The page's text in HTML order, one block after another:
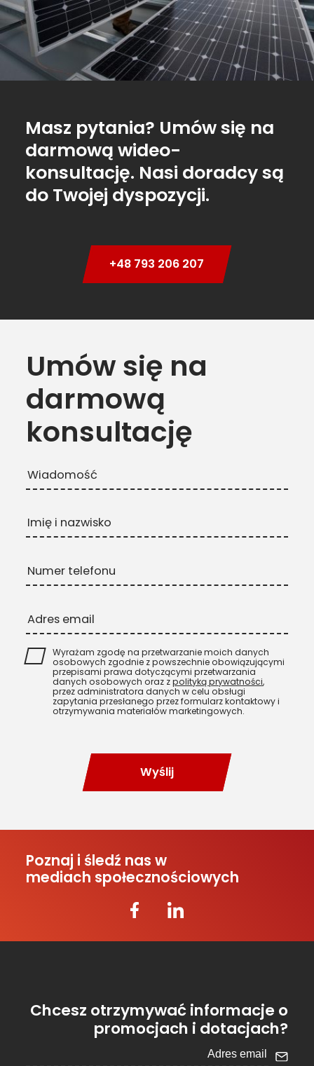
Masz pytania? Umów się na
darmową wideo-
konsultację. Nasi doradcy są
do Twojej dyspozycji.
+48 793 206 207
Umów się na
darmową
konsultację
Wiadomość
Imię i nazwisko
Numer telefonu
Adres email
Wyrażam zgodę na przetwarzanie moich danych
osobowych zgodnie z powszechnie obowiązującymi
przepisami prawa dotyczącymi przetwarzania
danych osobowych oraz zpolityką prywatności,
przez administratora danych w celu obsługi
zapytania przesłanego przez formularz kontaktowy i
otrzymywania materiałów marketingowych.
Wyślij
Poznaj i śledź nas w
mediach społecznościowych
Chcesz otrzymywać informacje o
promocjach i dotacjach?